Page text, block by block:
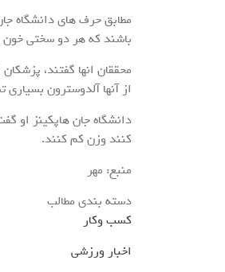
مطابق حرف های دانشگاه
باشند که هر دو سختی خون
محققان انها گفتند،
از آنها آلدوسترون
دانشگاه جان هاپکینز او
کنند وزن کم کنند.
منبع: مهر
دسته بندی مطالب
کسب وکار
اخبار ورزشی